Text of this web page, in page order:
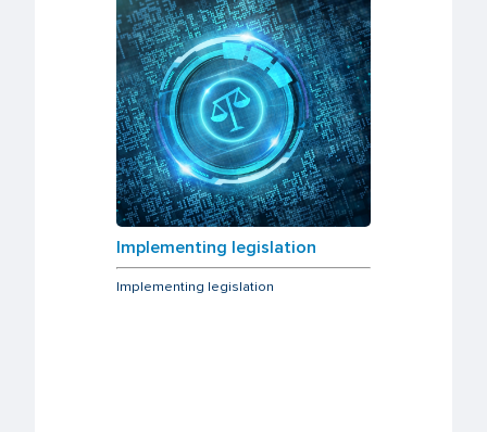
Implementing legislation
Implementing legislation